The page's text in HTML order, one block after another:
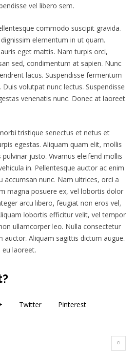
vel libero sem.
commodo suscipit gravida.
elementum in ut quam.
eget mattis. Nam turpis orci,
sed, condimentum at sapien. Nunc
lacus. Suspendisse fermentum
volutpat nunc lectus. Suspendisse
venenatis nunc. Donec at laoreet
tristique senectus et netus et
egestas. Aliquam quam elit, mollis
justo. Vivamus eleifend mollis
in. Pellentesque auctor ac enim
accumsan nunc. Nam ultrices, orci a
magna posuere ex, vel lobortis dolor
arcu libero, feugiat non eros vel,
lobortis efficitur velit, vel tempor
ullamcorper leo. Nulla consectetur
auctor. Aliquam sagittis dictum augue.
eu laoreet.
Twitter Pinterest